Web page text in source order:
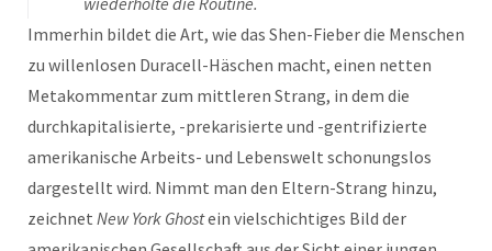
Immerhin bildet die Art, wie das Shen-Fieber die Menschen
zu willenlosen Duracell-Häschen macht, einen netten
Metakommentar zum mittleren Strang, in dem die
durchkapitalisierte, -prekarisierte und -gentrifizierte
amerikanische Arbeits- und Lebenswelt schonungslos
dargestellt wird. Nimmt man den Eltern-Strang hinzu,
zeichnet New York Ghostein vielschichtiges Bild der